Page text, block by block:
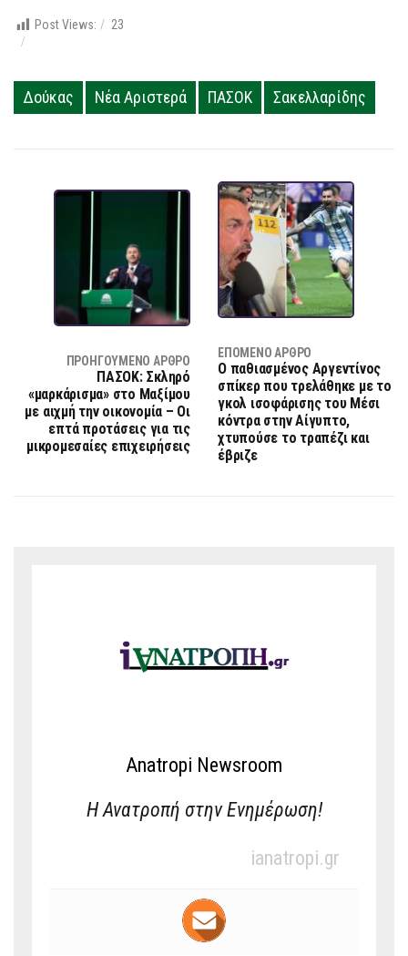
Post Views: 23
Δούκας Νέα Αριστερά ΠΑΣΟΚ Σακελλαρίδης
ΠΡΟΗΓΟΎΜΕΝΟ ΆΡΘΡΟ
ΠΑΣΟΚ: Σκληρό
«μαρκάρισμα» στο Μαξίμου
με αιχμή την οικονομία – Οι
επτά προτάσεις για τις
μικρομεσαίες επιχειρήσεις
ΕΠΌΜΕΝΟ ΆΡΘΡΟ
O παθιασμένος Αργεντίνος
σπίκερ που τρελάθηκε με το
γκολ ισοφάρισης του Μέσι
κόντρα στην Αίγυπτο,
χτυπούσε το τραπέζι και
έβριζε
Anatropi Newsroom
Η Ανατροπή στην Ενημέρωση!
ianatropi.gr